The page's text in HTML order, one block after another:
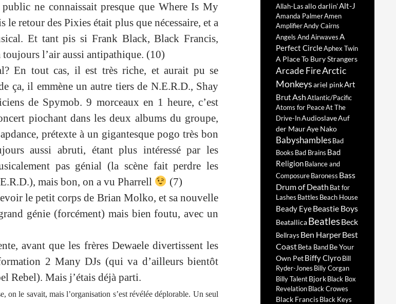
ne connaissait presque que Where Is My
le retour des Pixies était plus que nécessaire, et a
Et tant pis si Frank Black, Black Francis,
l’air aussi antipathique. (10)
En tout cas, il est très riche, et aurait pu se
ça, il emmène un autre tiers de N.E.R.D., Shay
de Spymob. 9 morceaux en 1 heure, c’est
piochant dans les deux albums du groupe,
prétexte à un gigantesque pogo très bon
aussi abruti, étant plus intéressé par les
pas génial (la scène fait perdre les
mais bon, on a vu Pharrell
(7)
le petit corps de Brian Molko, et sa nouvelle
génie (forcément) mais bien foutu, avec un
avant que les frères Dewaele divertissent les
2 Many DJs (qui va d’ailleurs bientôt
Rebel). Mais j’étais déjà parti.
le savait, mais l’organisation s’est révélée déplorable. Un seul
Allah-Lasallo darlin'Alt-J
Amanda PalmerAmen
AmplifierAndy Cairns
Angels And AirwavesA
Perfect CircleAphex Twin
A Place To Bury Strangers
Arcade FireArctic
Monkeysariel pinkArt
BrutAshAtlantic/Pacific
Atoms for PeaceAt The
Drive-InAudioslaveAuf
der MaurAye Nako
BabyshamblesBad
Books Bad Brains Bad
ReligionBalance and
ComposureBaroness Bass
Drum of Death Bat for
Lashes Battles Beach House
Beady EyeBeastie Boys
BeatallicaBeatlesBeck
Bellrays Ben HarperBest
CoastBeta BandBe Your
Own PetBiffy ClyroBill
Ryder-Jones Billy Corgan
Billy TalentBjorkBlack Box
RevelationBlack Crowes
Black FrancisBlack Keys